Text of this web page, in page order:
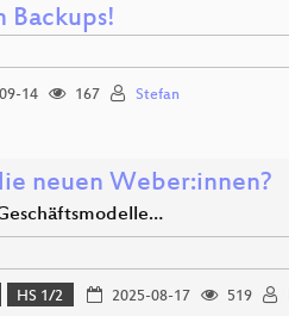
Backups!
14 167 Stefan
neuen Weber:innen?
HS 1/2 2025-08-17 519